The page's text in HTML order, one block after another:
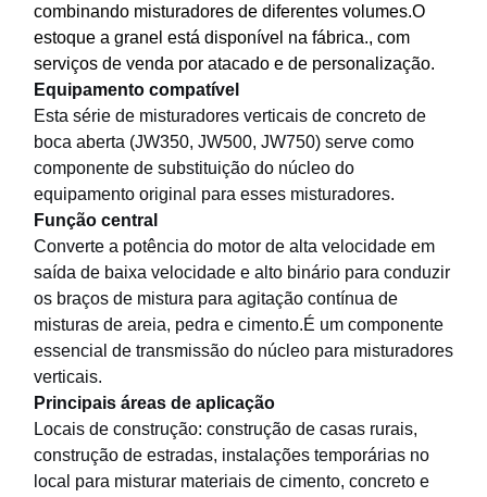
combinando misturadores de diferentes volumes.O
estoque a granel está disponível na fábrica., com
serviços de venda por atacado e de personalização.
Equipamento compatível
Esta série de misturadores verticais de concreto de
boca aberta (JW350, JW500, JW750) serve como
componente de substituição do núcleo do
equipamento original para esses misturadores.
Função central
Converte a potência do motor de alta velocidade em
saída de baixa velocidade e alto binário para conduzir
os braços de mistura para agitação contínua de
misturas de areia, pedra e cimento.É um componente
essencial de transmissão do núcleo para misturadores
verticais.
Principais áreas de aplicação
Locais de construção: construção de casas rurais,
construção de estradas, instalações temporárias no
local para misturar materiais de cimento, concreto e